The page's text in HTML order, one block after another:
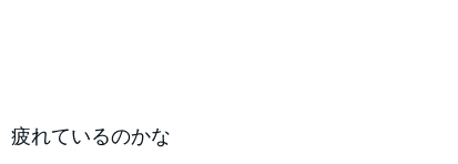
疲れているのかな